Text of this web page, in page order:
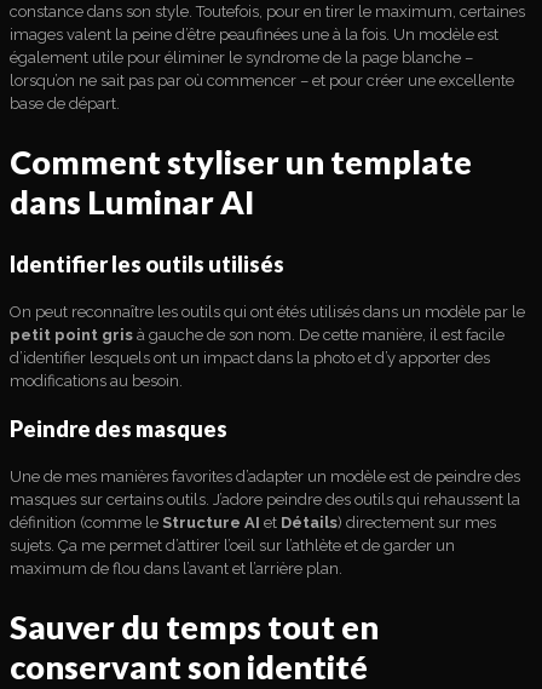
constance dans son style. Toutefois, pour en tirer le maximum, certaines
images valent la peine d’être peaufinées une à la fois. Un modèle est
également utile pour éliminer le syndrome de la page blanche –
lorsqu’on ne sait pas par où commencer – et pour créer une excellente
base de départ.
Comment styliser un template
dans Luminar AI
Identifier les outils utilisés
On peut reconnaître les outils qui ont étés utilisés dans un modèle par le
petit point gris à gauche de son nom. De cette manière, il est facile
d’identifier lesquels ont un impact dans la photo et d’y apporter des
modifications au besoin.
Peindre des masques
Une de mes manières favorites d’adapter un modèle est de peindre des
masques sur certains outils. J’adore peindre des outils qui rehaussent la
définition (comme le Structure AI et Détails) directement sur mes
sujets. Ça me permet d’attirer l’oeil sur l’athlète et de garder un
maximum de flou dans l’avant et l’arrière plan.
Sauver du temps tout en
conservant son identité